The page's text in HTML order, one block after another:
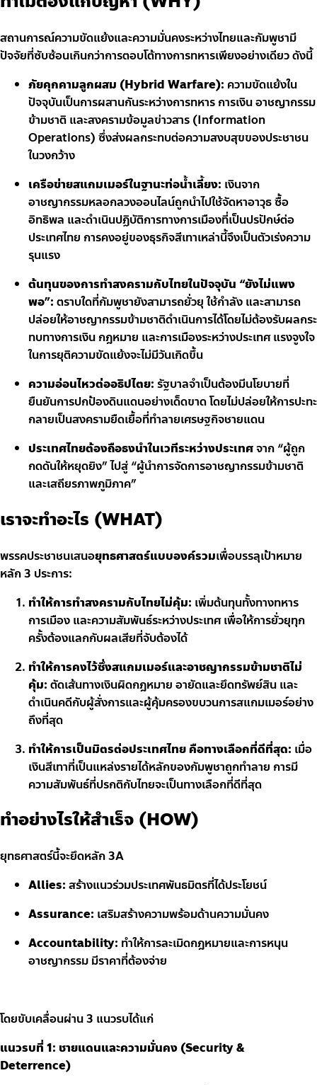
สถานการณ์ความขัดแย้งและความมั่นคงระหว่างไทยและกัมพูชามี
ปัจจัยที่ซับซ้อนเกินกว่าการตอบโต้ทางการทหารเพียงอย่างเดียว ดังนี้
ภัยคุกคามลูกผสม (Hybrid Warfare): ความขัดแย้งใน
ปัจจุบันเป็นการผสานกันระหว่างการทหาร การเงิน อาชญากรรม
ข้ามชาติ และสงครามข้อมูลข่าวสาร (Information
Operations) ซึ่งส่งผลกระทบต่อความสงบสุขของประชาชน
ในวงกว้าง
เครือข่ายสแกมเมอร์ในฐานะท่อน้ำเลี้ยง: เงินจาก
อาชญากรรมหลอกลวงออนไลน์ถูกนำไปใช้จัดหาอาวุธ ซื้อ
อิทธิพล และดำเนินปฏิบัติการทางการเมืองที่เป็นปรปักษ์ต่อ
ประเทศไทย การคงอยู่ของธุรกิจสีเทาเหล่านี้จึงเป็นตัวเร่งความ
รุนแรง
ต้นทุนของการทำสงครามกับไทยในปัจจุบัน “ยังไม่แพง
พอ”: ตราบใดที่กัมพูชายังสามารถยั่วยุ ใช้กำลัง และสามารถ
ปล่อยให้อาชญากรรมข้ามชาติดำเนินการได้โดยไม่ต้องรับผลกระ
ทบทางการเงิน กฎหมาย และการเมืองระหว่างประเทศ แรงจูงใจ
ในการยุติความขัดแย้งจะไม่มีวันเกิดขึ้น
ความอ่อนไหวต่ออธิปไตย: รัฐบาลจำเป็นต้องมีนโยบายที่
ยืนยันการปกป้องดินแดนอย่างเด็ดขาด โดยไม่ปล่อยให้การปะทะ
กลายเป็นสงครามยืดเยื้อที่ทำลายเศรษฐกิจชายแดน
ประเทศไทยต้องถือธงนำในเวทีระหว่างประเทศจาก “ผู้ถูก
กดดันให้หยุดยิง” ไปสู่ “ผู้นำการจัดการอาชญากรรมข้ามชาติ
และเสถียรภาพภูมิภาค”
เราจะทำอะไร (WHAT)
พรรคประชาชนเสนอยุทธศาสตร์แบบองค์รวมเพื่อบรรลุเป้าหมาย
หลัก 3 ประการ:
ทำให้การทำสงครามกับไทยไม่คุ้ม: เพิ่มต้นทุนทั้งทางทหาร
การเมือง และความสัมพันธ์ระหว่างประเทศ เพื่อให้การยั่วยุทุก
ครั้งต้องแลกกับผลเสียที่จับต้องได้
ทำให้การคงไว้ซึ่งสแกมเมอร์และอาชญากรรมข้ามชาติไม่
คุ้ม: ตัดเส้นทางเงินผิดกฎหมาย อายัดและยึดทรัพย์สิน และ
ดำเนินคดีกับผู้สั่งการและผู้คุ้มครองขบวนการสแกมเมอร์อย่าง
ถึงที่สุด
ทำให้การเป็นมิตรต่อประเทศไทย คือทางเลือกที่ดีที่สุด: เมื่อ
เงินสีเทาที่เป็นแหล่งรายได้หลักของกัมพูชาถูกทำลาย การมี
ความสัมพันธ์ที่ปรกติกับไทยจะเป็นทางเลือกที่ดีที่สุด
ทำอย่างไรให้สำเร็จ (HOW)
ยุทธศาสตร์นี้จะยึดหลัก 3A
Allies: สร้างแนวร่วมประเทศพันธมิตรที่ได้ประโยชน์
Assurance: เสริมสร้างความพร้อมด้านความมั่นคง
Accountability: ทำให้การละเมิดกฎหมายและการหนุน
อาชญากรรม มีราคาที่ต้องจ่าย
โดยขับเคลื่อนผ่าน 3 แนวรบได้แก่
แนวรบที่ 1: ชายแดนและความมั่นคง (Security &
Deterrence)